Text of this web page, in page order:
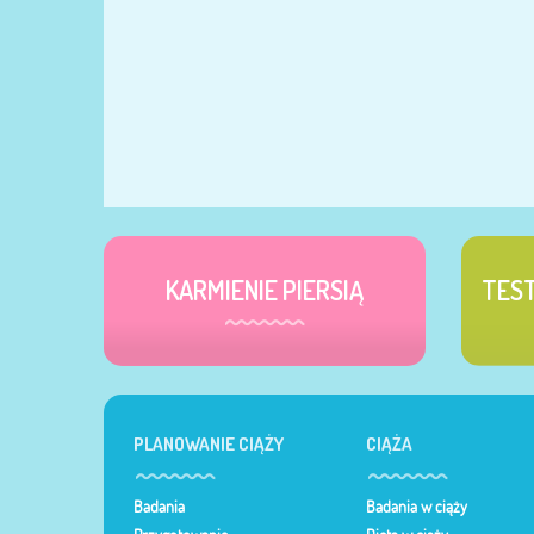
KARMIENIE PIERSIĄ
PLANOWANIE CIĄŻY
Badania
CIĄŻA
Badania w ciąży